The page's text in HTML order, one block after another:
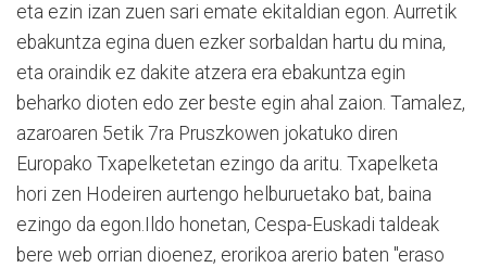
eta ezin izan zuen sari emate ekitaldian egon. Aurretik
ebakuntza egina duen ezker sorbaldan hartu du mina,
eta oraindik ez dakite atzera era ebakuntza egin
beharko dioten edo zer beste egin ahal zaion. Tamalez,
azaroaren 5etik 7ra Pruszkowen jokatuko diren
Europako Txapelketetan ezingo da aritu. Txapelketa
hori zen Hodeiren aurtengo helburuetako bat, baina
ezingo da egon.Ildo honetan, Cespa-Euskadi taldeak
bere web orrian dioenez, erorikoa arerio baten "eraso